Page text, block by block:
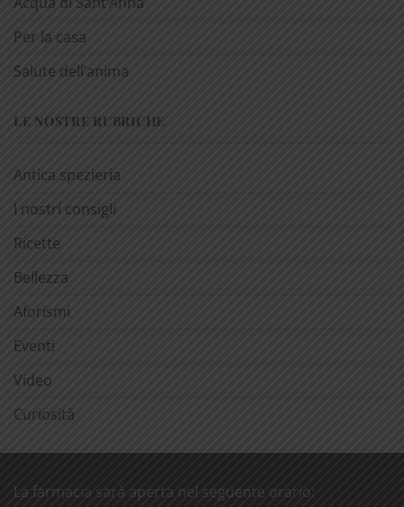
Per la casa
Salute dell’anima
LE NOSTRE RUBRICHE
Antica spezieria
I nostri consigli
Ricette
Bellezza
Aforismi
Eventi
Video
Curiosità
La farmacia sarà aperta nel seguente orario: